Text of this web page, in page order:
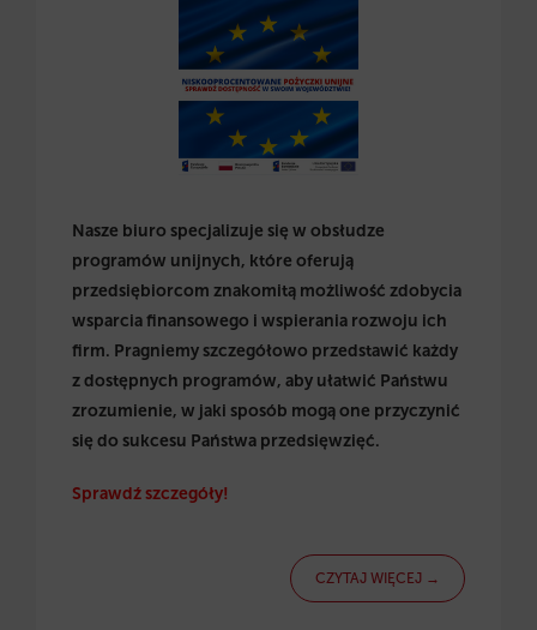
Nasze biuro specjalizuje się w obsłudze
programów unijnych, które oferują
przedsiębiorcom znakomitą możliwość zdobycia
wsparcia finansowego i wspierania rozwoju ich
firm. Pragniemy szczegółowo przedstawić każdy
z dostępnych programów, aby ułatwić Państwu
zrozumienie, w jaki sposób mogą one przyczynić
się do sukcesu Państwa przedsięwzięć.
Sprawdź szczegóły!
CZYTAJ WIĘCEJ →